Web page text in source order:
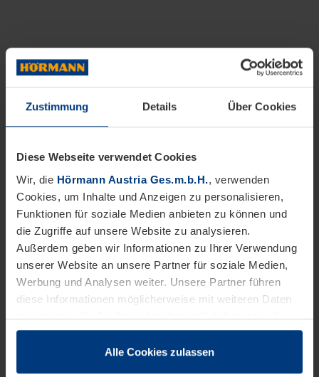
Zustimmung Details Über Cookies
Diese Webseite verwendet Cookies
Wir, die Hörmann Austria Ges.m.b.H., verwenden
Cookies, um Inhalte und Anzeigen zu personalisieren,
Funktionen für soziale Medien anbieten zu können und
die Zugriffe auf unsere Website zu analysieren.
Außerdem geben wir Informationen zu Ihrer Verwendung
unserer Website an unsere Partner für soziale Medien,
Werbung und Analysen weiter. Unsere Partner führen
diese Informationen möglicherweise mit weiteren Daten
zusammen, die Sie ihnen bereitgestellt haben oder die
sie im Rahmen Ihrer Nutzung der Dienste gesammelt
Alle Cookies zulassen